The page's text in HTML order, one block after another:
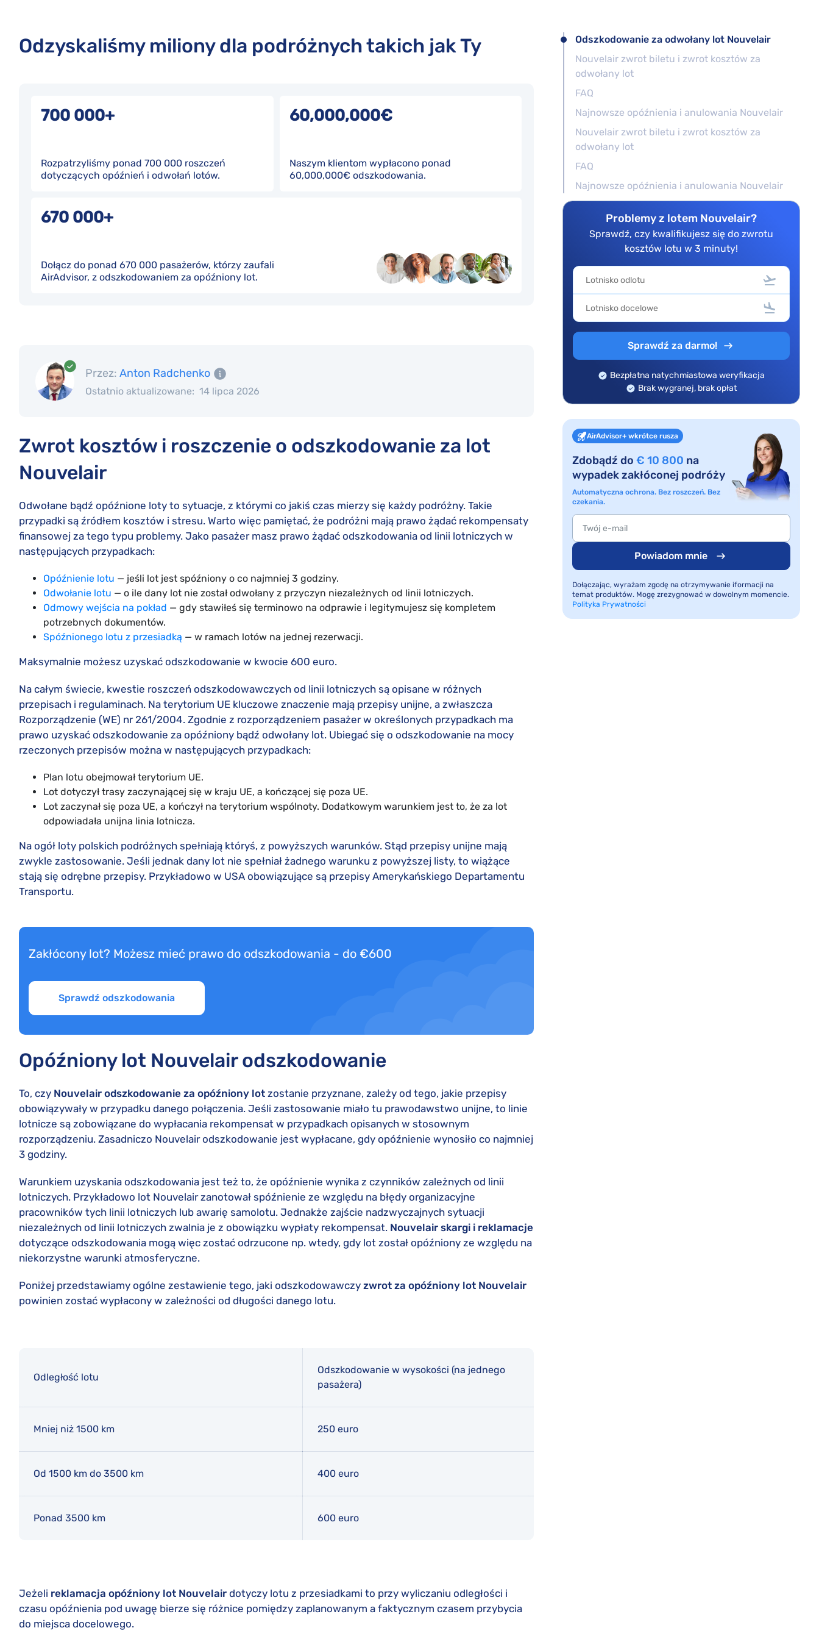
Odzyskaliśmy miliony dla podróżnych takich jak Ty
700 000+
Rozpatrzyliśmy ponad 700 000 roszczeń
dotyczących opóźnień i odwołań lotów.
60,000,000€
Naszym klientom wypłacono ponad
60,000,000€ odszkodowania.
670 000+
Dołącz do ponad 670 000 pasażerów, którzy zaufali
AirAdvisor, z odszkodowaniem za opóźniony lot.
Przez: Anton Radchenko
Ostatnio aktualizowane: 14 lipca 2026
Zwrot kosztów i roszczenie o odszkodowanie za lot
Nouvelair
Odwołane bądź opóźnione loty to sytuacje, z którymi co jakiś czas mierzy się każdy podróżny. Takie
przypadki są źródłem kosztów i stresu. Warto więc pamiętać, że podróżni mają prawo żądać rekompensaty
finansowej za tego typu problemy. Jako pasażer masz prawo żądać odszkodowania od linii lotniczych w
następujących przypadkach:
Opóźnienie lotu — jeśli lot jest spóźniony o co najmniej 3 godziny.
Odwołanie lotu — o ile dany lot nie został odwołany z przyczyn niezależnych od linii lotniczych.
Odmowy wejścia na pokład — gdy stawiłeś się terminowo na odprawie i legitymujesz się kompletem
potrzebnych dokumentów.
Spóźnionego lotu z przesiadką — w ramach lotów na jednej rezerwacji.
Maksymalnie możesz uzyskać odszkodowanie w kwocie 600 euro.
Na całym świecie, kwestie roszczeń odszkodowawczych od linii lotniczych są opisane w różnych
przepisach i regulaminach. Na terytorium UE kluczowe znaczenie mają przepisy unijne, a zwłaszcza
Rozporządzenie (WE) nr 261/2004. Zgodnie z rozporządzeniem pasażer w określonych przypadkach ma
prawo uzyskać odszkodowanie za opóźniony bądź odwołany lot. Ubiegać się o odszkodowanie na mocy
rzeczonych przepisów można w następujących przypadkach:
Plan lotu obejmował terytorium UE.
Lot dotyczył trasy zaczynającej się w kraju UE, a kończącej się poza UE.
Lot zaczynał się poza UE, a kończył na terytorium wspólnoty. Dodatkowym warunkiem jest to, że za lot
odpowiadała unijna linia lotnicza.
Na ogół loty polskich podróżnych spełniają któryś, z powyższych warunków. Stąd przepisy unijne mają
zwykle zastosowanie. Jeśli jednak dany lot nie spełniał żadnego warunku z powyższej listy, to wiążące
stają się odrębne przepisy. Przykładowo w USA obowiązujące są przepisy Amerykańskiego Departamentu
Transportu.
Zakłócony lot? Możesz mieć prawo do odszkodowania - do €600
Sprawdź odszkodowania
Opóźniony lot Nouvelair odszkodowanie
To, czy Nouvelair odszkodowanie za opóźniony lot zostanie przyznane, zależy od tego, jakie przepisy
obowiązywały w przypadku danego połączenia. Jeśli zastosowanie miało tu prawodawstwo unijne, to linie
lotnicze są zobowiązane do wypłacania rekompensat w przypadkach opisanych w stosownym
rozporządzeniu. Zasadniczo Nouvelair odszkodowanie jest wypłacane, gdy opóźnienie wynosiło co najmniej
3 godziny.
Warunkiem uzyskania odszkodowania jest też to, że opóźnienie wynika z czynników zależnych od linii
lotniczych. Przykładowo lot Nouvelair zanotował spóźnienie ze względu na błędy organizacyjne
pracowników tych linii lotniczych lub awarię samolotu. Jednakże zajście nadzwyczajnych sytuacji
niezależnych od linii lotniczych zwalnia je z obowiązku wypłaty rekompensat. Nouvelair skargi i reklamacje
dotyczące odszkodowania mogą więc zostać odrzucone np. wtedy, gdy lot został opóźniony ze względu na
niekorzystne warunki atmosferyczne.
Poniżej przedstawiamy ogólne zestawienie tego, jaki odszkodowawczy zwrot za opóźniony lot Nouvelair
powinien zostać wypłacony w zależności od długości danego lotu.
Odległość lotu
Odszkodowanie w wysokości (na jednego
pasażera)
Mniej niż 1500 km 250 euro
Od 1500 km do 3500 km 400 euro
Ponad 3500 km 600 euro
Jeżeli reklamacja opóźniony lot Nouvelair dotyczy lotu z przesiadkami to przy wyliczaniu odległości i
czasu opóźnienia pod uwagę bierze się różnice pomiędzy zaplanowanym a faktycznym czasem przybycia
do miejsca docelowego.
Odszkodowanie za odwołany lot Nouvelair
Nouvelair zwrot biletu i zwrot kosztów za
odwołany lot
FAQ
Najnowsze opóźnienia i anulowania Nouvelair
Nouvelair zwrot biletu i zwrot kosztów za
odwołany lot
FAQ
Najnowsze opóźnienia i anulowania Nouvelair
Problemy z lotem Nouvelair?
Sprawdź, czy kwalifikujesz się do zwrotu
kosztów lotu w 3 minuty!
Sprawdź za darmo!
Bezpłatna natychmiastowa weryfikacja
Brak wygranej, brak opłat
AirAdvisor+ wkrótce rusza
Zdobądź do € 10 800 na
wypadek zakłóconej podróży
Automatyczna ochrona. Bez roszczeń. Bez
czekania.
Powiadom mnie
Dołączając, wyrażam zgodę na otrzymywanie iformacji na
temat produktów. Mogę zrezygnować w dowolnym momencie.
Polityka Prywatności